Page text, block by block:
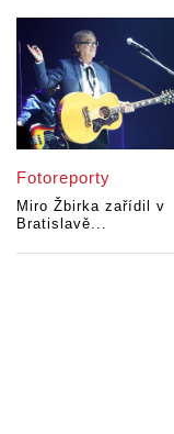
Fotoreporty
Miro Žbirka zařídil v
Bratislavě...